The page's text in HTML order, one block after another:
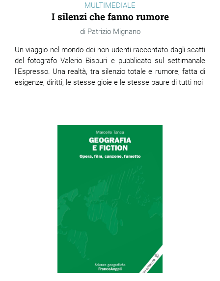
MULTIMEDIALE
I silenzi che fanno rumore
Patrizio Mignano
Un viaggio nel mondo dei non udenti raccontato dagli scatti
del fotografo Valerio Bispuri e pubblicato sul settimanale
l'Espresso. Una realtà, tra silenzio totale e rumore, fatta di
esigenze, diritti, le stesse gioie e le stesse paure di tutti noi